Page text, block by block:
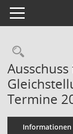
Toggle navigation
Termine
Informationen